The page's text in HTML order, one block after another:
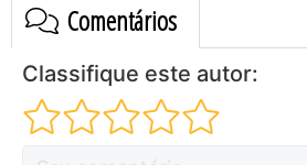
Comentários
Classifique este autor: